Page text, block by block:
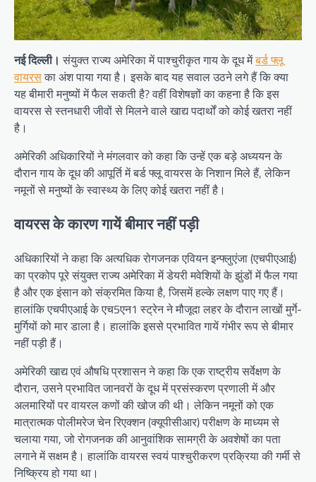
नई दिल्ली। संयुक्त राज्य अमेरिका में पाश्चुरीकृत गाय के दूध मेंबर्ड फ्लू
वायरसका अंश पाया गया है। इसके बाद यह सवाल उठने लगे हैं कि क्या
यह बीमारी मनुष्यों में फैल सकती है? वहीं विशेषज्ञों का कहना है कि इस
वायरस से स्तनधारी जीवों से मिलने वाले खाद्य पदार्थों को कोई खतरा नहीं
है।
अमेरिकी अधिकारियों ने मंगलवार को कहा कि उन्हें एक बड़े अध्ययन के
दौरान गाय के दूध की आपूर्ति में बर्ड फ्लू वायरस के निशान मिले हैं, लेकिन
नमूनों से मनुष्यों के स्वास्थ्य के लिए कोई खतरा नहीं है।
वायरस के कारण गायें बीमार नहीं पड़ी
अधिकारियों ने कहा कि अत्यधिक रोगजनक एवियन इन्फ्लुएंजा (एचपीएआई)
का प्रकोप पूरे संयुक्त राज्य अमेरिका में डेयरी मवेशियों के झुंडों में फैल गया
है और एक इंसान को संक्रमित किया है, जिसमें हल्के लक्षण पाए गए हैं।
हालांकि एचपीएआई के एच5एन1 स्ट्रेन ने मौजूदा लहर के दौरान लाखों मुर्गे-
मुर्गियों को मार डाला है। हालांकि इससे प्रभावित गायें गंभीर रूप से बीमार
नहीं पड़ी हैं।
अमेरिकी खाद्य एवं औषधि प्रशासन ने कहा कि एक राष्ट्रीय सर्वेक्षण के
दौरान, उसने प्रभावित जानवरों के दूध में प्रसंस्करण प्रणाली में और
अलमारियों पर वायरल कणों की खोज की थी। लेकिन नमूनों को एक
मात्रात्मक पोलीमरेज चेन रिएक्शन (क्यूपीसीआर) परीक्षण के माध्यम से
चलाया गया, जो रोगजनक की आनुवांशिक सामग्री के अवशेषों का पता
लगाने में सक्षम है। हालांकि वायरस स्वयं पाश्चुरीकरण प्रक्रिया की गर्मी से
निष्क्रिय हो गया था।